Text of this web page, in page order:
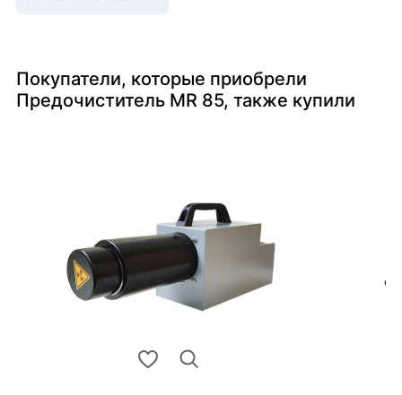
Покупатели, которые приобрели
Предочиститель MR 85, также купили